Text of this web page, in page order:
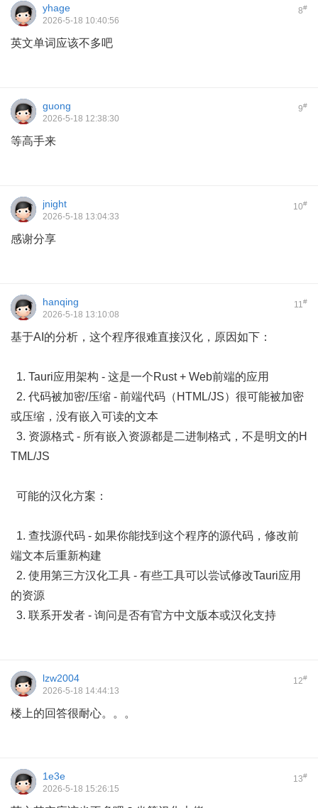
8#
yhage
2026-5-18 10:40:56
英文单词应该不多吧
9#
guong
2026-5-18 12:38:30
等高手来
10#
jnight
2026-5-18 13:04:33
感谢分享
11#
hanqing
2026-5-18 13:10:08
基于AI的分析，这个程序很难直接汉化，原因如下：
1. Tauri应用架构 - 这是一个Rust + Web前端的应用
2. 代码被加密/压缩 - 前端代码（HTML/JS）很可能被加密
或压缩，没有嵌入可读的文本
3. 资源格式 - 所有嵌入资源都是二进制格式，不是明文的H
TML/JS
可能的汉化方案：
1. 查找源代码 - 如果你能找到这个程序的源代码，修改前
端文本后重新构建
2. 使用第三方汉化工具 - 有些工具可以尝试修改Tauri应用
的资源
3. 联系开发者 - 询问是否有官方中文版本或汉化支持
12#
lzw2004
2026-5-18 14:44:13
楼上的回答很耐心。。。
13#
1e3e
2026-5-18 15:26:15